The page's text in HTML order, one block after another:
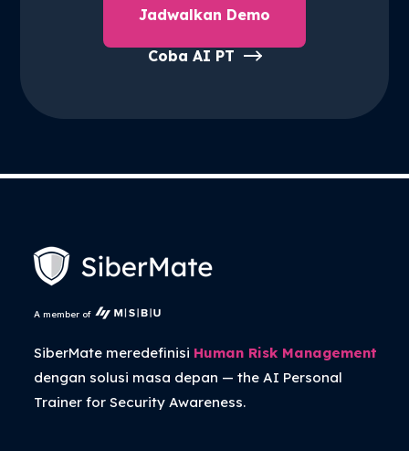
Jadwalkan Demo
Coba AI PT
A member of
SiberMate meredefinisi Human Risk Management
dengan solusi masa depan — theAI Personal
Trainerfor Security Awareness.